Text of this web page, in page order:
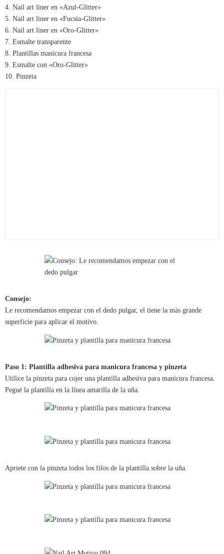
4. Nail art liner en «Azul-Glitter»
5. Nail art liner en «Fucsia-Glitter»
6. Nail art liner en «Oro-Glitter»
7. Esmalte transparente
8. Plantillas manicura francesa
9. Esmalte con «Oro-Glitter»
10. Pinzeta
Consejo:
Le recomendamos empezar con el dedo pulgar, el tiene la màs grande
superficie para aplicar el motivo.
Paso 1: Plantilla adhesiva para manicura francesa y pinzeta
Utilice la pinzeta para cojer una plantilla adhesiva para manicura francesa.
Pegué la plantilla en la línea amarilla de la uña.
Apriete con la pinzeta todos los filos de la plantilla sobre la uña.